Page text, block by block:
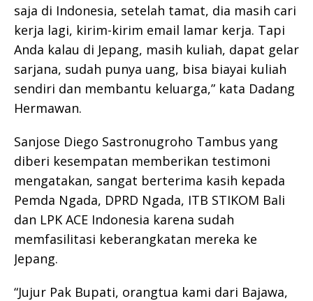
saja di Indonesia, setelah tamat, dia masih cari
kerja lagi, kirim-kirim email lamar kerja. Tapi
Anda kalau di Jepang, masih kuliah, dapat gelar
sarjana, sudah punya uang, bisa biayai kuliah
sendiri dan membantu keluarga,” kata Dadang
Hermawan.
Sanjose Diego Sastronugroho Tambus yang
diberi kesempatan memberikan testimoni
mengatakan, sangat berterima kasih kepada
Pemda Ngada, DPRD Ngada, ITB STIKOM Bali
dan LPK ACE Indonesia karena sudah
memfasilitasi keberangkatan mereka ke
Jepang.
“Jujur Pak Bupati, orangtua kami dari Bajawa,